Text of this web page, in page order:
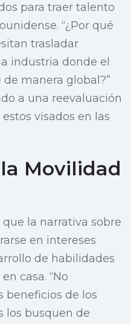
para traer talento
“¿Por qué
trasladar
industria donde el
manera global?”
a una reevaluación
visados en las
Movilidad
la narrativa sobre
en intereses
de habilidades
casa. “No
beneficios de los
los busquen de